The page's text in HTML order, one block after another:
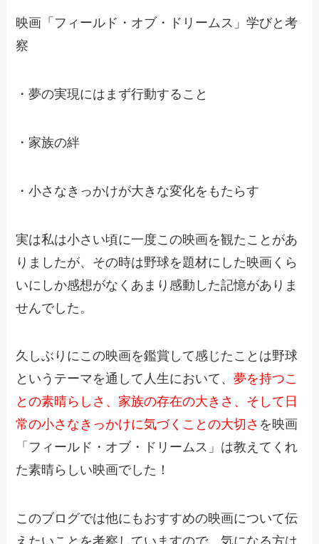
映画「フィールド・オブ・ドリームス」学びと考
察
・夢の実現にはまず行動すること
・家族の絆
・小さなきっかけが大きな変化をもたらす
実は私は小さい頃に一度この映画を観たことがあ
りましたが、その時は野球を題材にした映画くら
いにしか感想がなくあまり感動した記憶がありま
せんでした。
久しぶりにこの映画を鑑賞して感じたことは野球
というテーマを通して人生において、夢を持つこ
との素晴らしさ、家族の存在の大きさ、そして日
常の小さなきっかけに気づくことの大切さ を映画
「フィールド・オブ・ドリームス」は教えてくれ
た素晴らしい映画でした！
このブログでは他にもおすすめの映画について伝